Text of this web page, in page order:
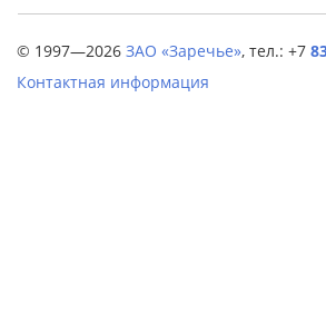
© 1997—2026 ЗАО «Заречье», тел.: +7
Контактная информация